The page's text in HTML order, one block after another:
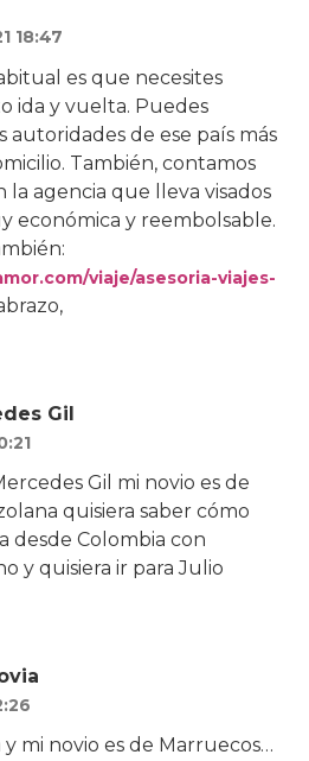
18:47
es que necesites
ida y vuelta. Puedes
autoridades de ese país más
También, contamos
la agencia que lleva visados
económica y reembolsable.
viaje/asesoria-viajes-
Gil
Gil mi novio es de
quisiera saber cómo
desde Colombia con
y quisiera ir para Julio
mi novio es de Marruecos…